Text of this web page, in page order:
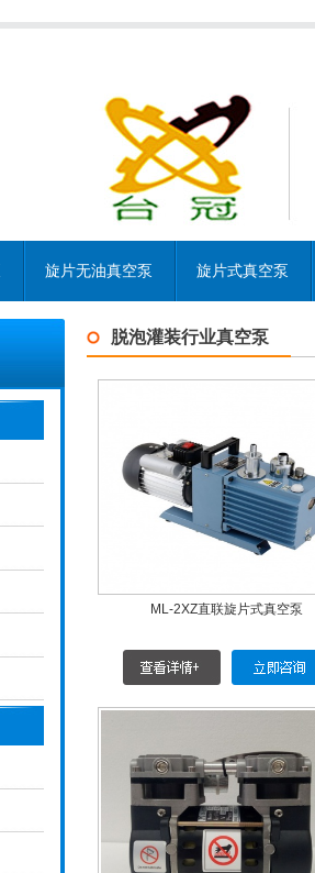
旋片无油真空泵 旋片式真空泵
脱泡灌装行业真空泵
ML-2XZ直联旋片式真空泵